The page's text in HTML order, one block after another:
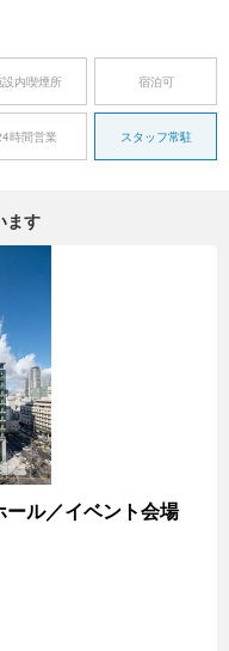
設内喫煙所 宿泊可
時間営業 スタッフ常駐
ます
ル／イベント会場